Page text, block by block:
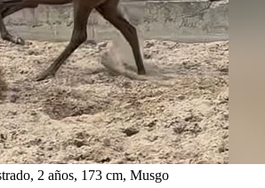
2 años, 173 cm, Musgo